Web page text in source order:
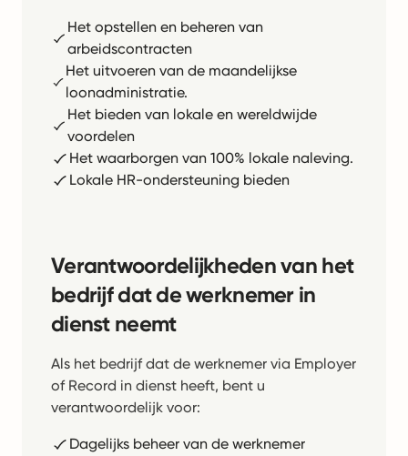
Het opstellen en beheren van
arbeidscontracten
Het uitvoeren van de maandelijkse
loonadministratie.
Het bieden van lokale en wereldwijde
voordelen
Het waarborgen van 100% lokale naleving.
Lokale HR-ondersteuning bieden
Verantwoordelijkheden van het
bedrijf dat de werknemer in
dienst neemt
Als het bedrijf dat de werknemer via Employer
of Record in dienst heeft, bent u
verantwoordelijk voor:
Dagelijks beheer van de werknemer